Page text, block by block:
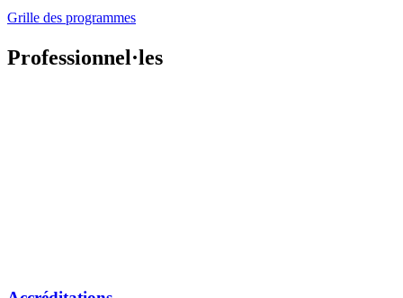
Grille des programmes
Professionnel·les